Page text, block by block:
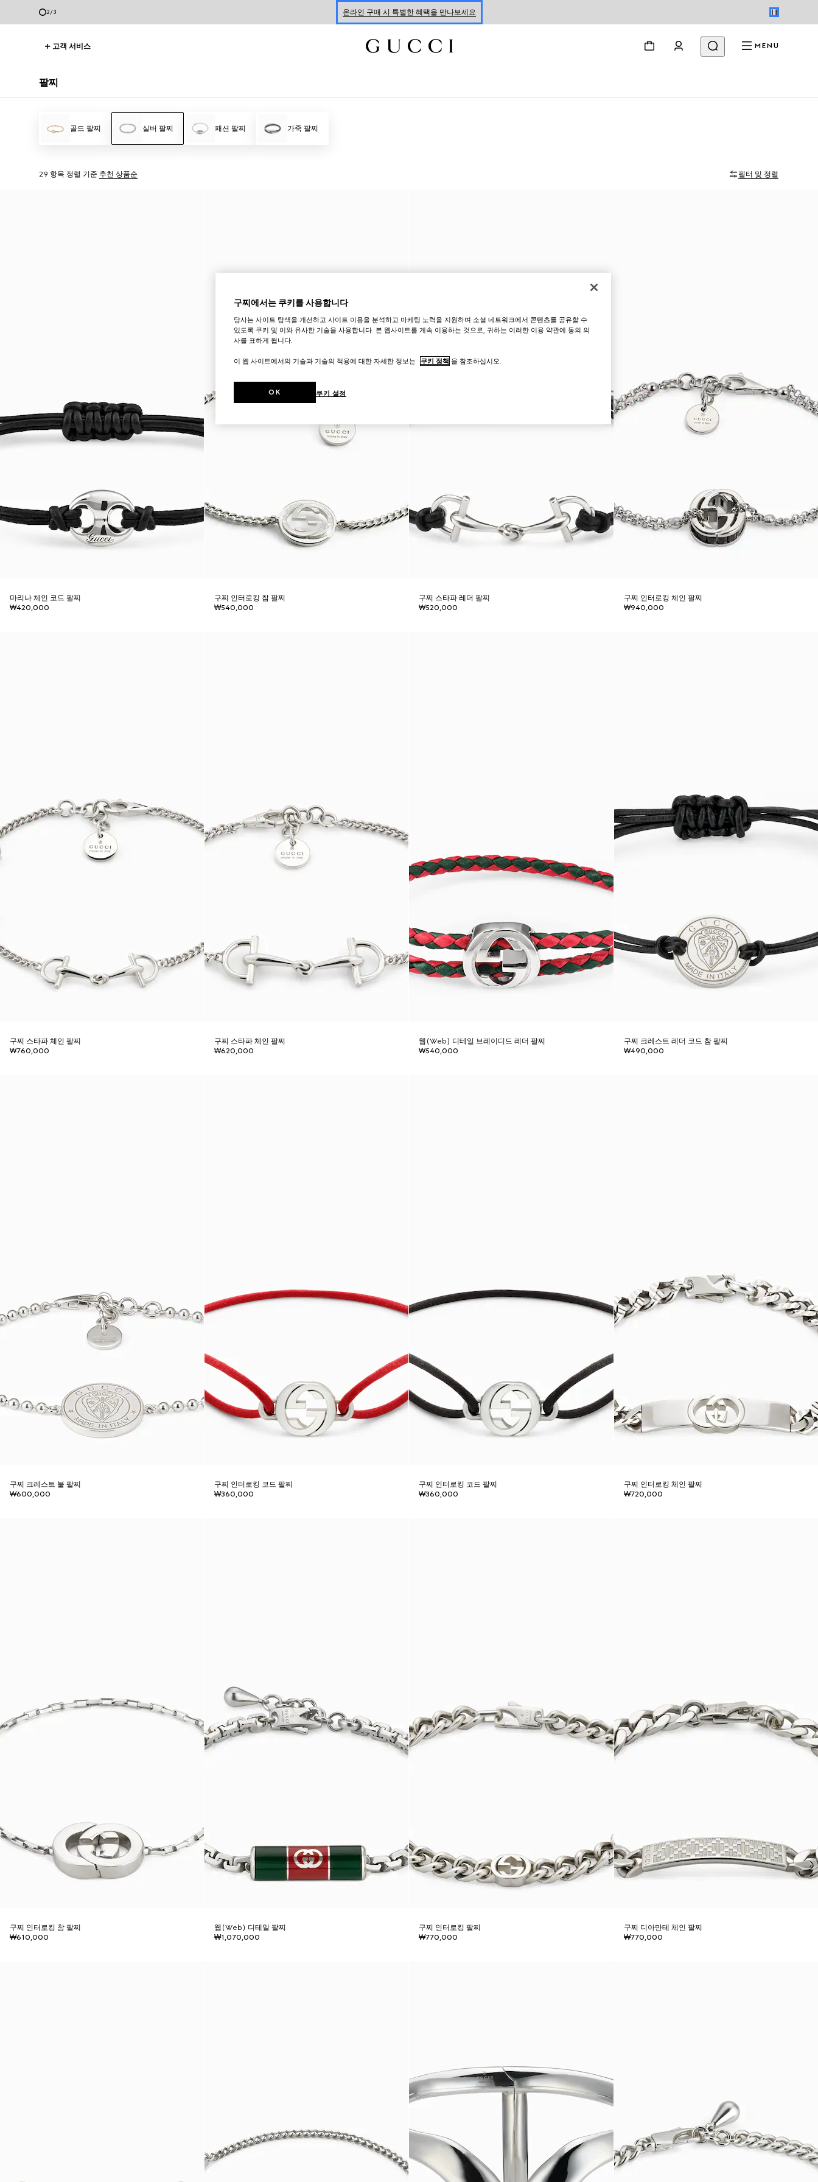
2/3 온라인 구매 시 특별한 혜택을 만나보세요
고객 서비스 MENU
팔찌
골드 팔찌 실버 팔찌 패션 팔찌 가죽 팔찌
29 항목 정렬 기준 추천 상품순 필터 및 정렬
마리나 체인 코드 팔찌
₩420,000
구찌 인터로킹 참 팔찌
₩540,000
구찌 스타파 레더 팔찌
₩520,000
구찌 인터로킹 체인 팔찌
₩940,000
구찌 스타파 체인 팔찌
₩760,000
구찌 스타파 체인 팔찌
₩620,000
웹(Web) 디테일 브레이디드 레더 팔찌
₩540,000
구찌 크레스트 레더 코드 참 팔찌
₩490,000
구찌 크레스트 불 팔찌
₩600,000
구찌 인터로킹 코드 팔찌
₩360,000
구찌 인터로킹 코드 팔찌
₩360,000
구찌 인터로킹 체인 팔찌
₩720,000
구찌 인터로킹 참 팔찌
₩610,000
웹(Web) 디테일 팔찌
₩1,070,000
구찌 인터로킹 팔찌
₩770,000
구찌 디아만테 체인 팔찌
₩770,000
구찌에서는 쿠키를 사용합니다
당사는 사이트 탐색을 개선하고 사이트 이용을 분석하고 마케팅 노력을 지원하며 소셜 네트워크에서 콘텐츠를 공유할 수
있도록 쿠키 및 이와 유사한 기술을 사용합니다. 본 웹사이트를 계속 이용하는 것으로, 귀하는 이러한 이용 약관에 동의 의
사를 표하게 됩니다.
이 웹 사이트에서의 기술과 기술의 적용에 대한 자세한 정보는 쿠키 정책 을 참조하십시오.
쿠키 설정
OK